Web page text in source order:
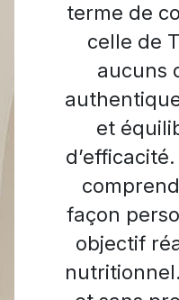
terme de
celle de
aucuns
et
façon
objectif